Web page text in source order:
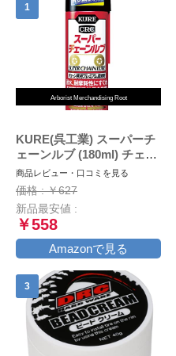
Arborist Merchandising Root
KURE(呉工業) スーパーチ
ェーンルブ (180ml) チェー
ン専用プレミアム潤滑剤 [
品番 ] 1068 [HTRC2.1]
商品レビュー・口コミを見る
価格 : ￥627
新品最安値 :
￥558
Amazonで見る